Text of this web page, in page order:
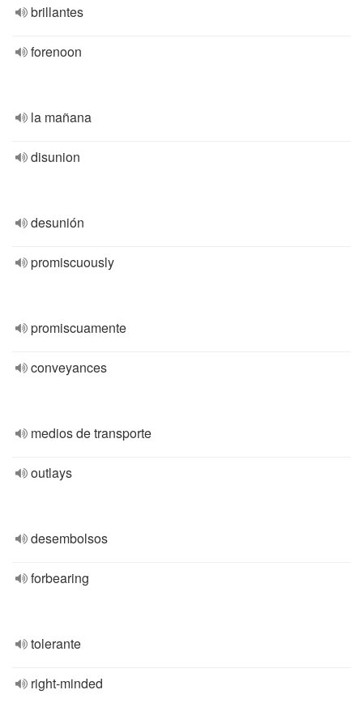
brillantes
forenoon
la mañana
disunion
desunión
promiscuously
promiscuamente
conveyances
medios de transporte
outlays
desembolsos
forbearing
tolerante
right-minded